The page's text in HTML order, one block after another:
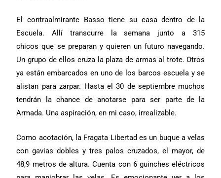
El contraalmirante Basso tiene su casa dentro de la
Escuela. Allí transcurre la semana
junto a 315
chicos que se preparan y quieren un futuro navegando.
Un grupo de ellos cruza la plaza de armas al trote. Otros
ya están embarcados en uno de los barcos escuela y se
alistan para zarpar. Hasta el 30 de septiembre muchos
tendrán la chance de anotarse para ser parte de la
Armada. Una aspiración, en mi caso, irrealizable.
Como acotación, la Fragata Libertad es un buque a velas
con gavias dobles y tres palos cruzados, el mayor, de
48,9 metros de altura. Cuenta con 6 guinches eléctricos